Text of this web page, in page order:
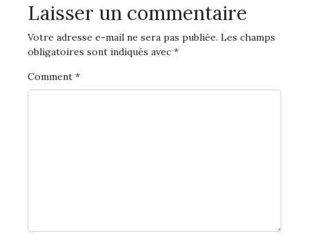
Laisser un commentaire
Votre adresse e-mail ne sera pas publiée. Les champs
obligatoires sont indiqués avec *
Comment *